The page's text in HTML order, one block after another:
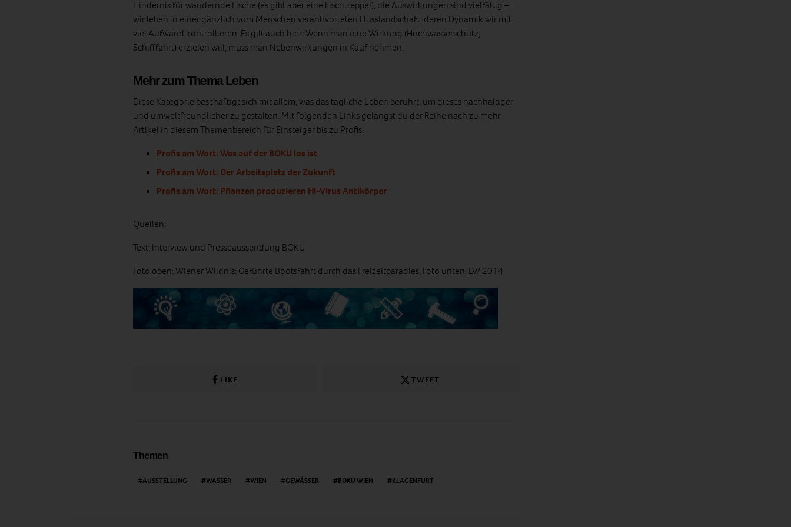
Hindernis für wandernde Fische (es gibt aber eine Fischtreppe!), die Auswirkungen sind vielfältig –
wir leben in einer gänzlich vom Menschen verantworteten Flusslandschaft, deren Dynamik wir mit
viel Aufwand kontrollieren. Es gilt auch hier: Wenn man eine Wirkung (Hochwasserschutz,
Schifffahrt) erzielen will, muss man Nebenwirkungen in Kauf nehmen.
Mehr zum Thema Leben
Diese Kategorie beschäftigt sich mit allem, was das tägliche Leben berührt, um dieses nachhaltiger
und umweltfreundlicher zu gestalten. Mit folgenden Links gelangst du der Reihe nach zu mehr
Artikel in diesem Themenbereich für Einsteiger bis zu Profis.
Profis am Wort: Was auf der BOKU los ist
Profis am Wort: Der Arbeitsplatz der Zukunft
Profis am Wort: Pflanzen produzieren HI-Virus Antikörper
Quellen:
Text: Interview und Presseaussendung BOKU
Foto oben: Wiener Wildnis: Geführte Bootsfahrt durch das Freizeitparadies, Foto unten: LW 2014
LIKE TWEET
Themen
AUSSTELLUNG WASSER WIEN GEWÄSSER BOKU WIEN KLAGENFURT